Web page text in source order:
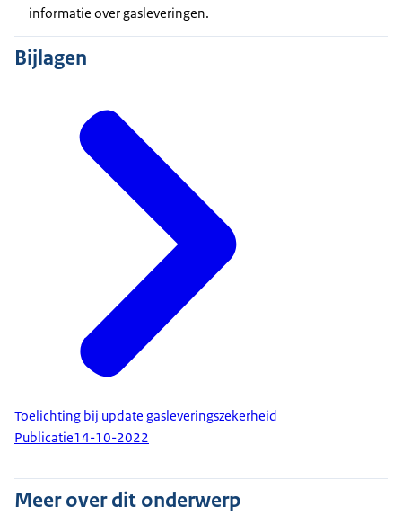
informatie over gasleveringen.
Bijlagen
Toelichting bij update gasleveringszekerheid
Publicatie14-10-2022
Meer over dit onderwerp